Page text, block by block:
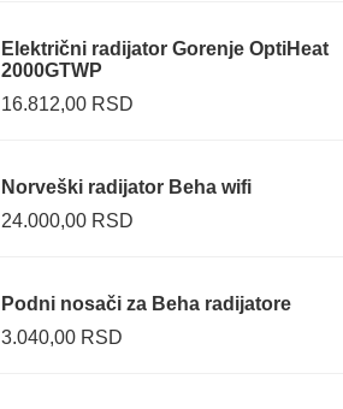
Električni radijator Gorenje OptiHeat
2000GTWP
16.812,00 RSD
Norveški radijator Beha wifi
24.000,00 RSD
Podni nosači za Beha radijatore
3.040,00 RSD